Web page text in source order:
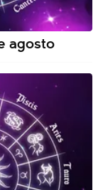
agosto